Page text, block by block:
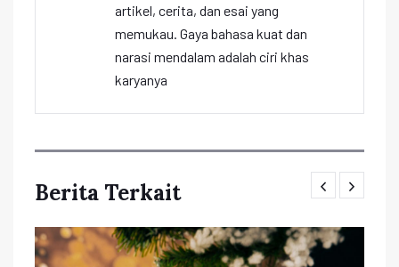
artikel, cerita, dan esai yang
memukau. Gaya bahasa kuat dan
narasi mendalam adalah ciri khas
karyanya
Berita Terkait